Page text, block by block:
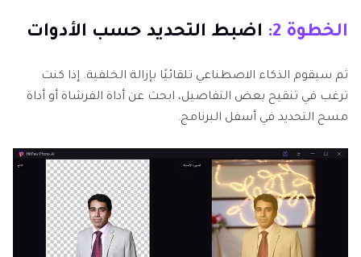
الخطوة 2: اضبط التحديد حسب الأدوات
ثم سيقوم الذكاء الاصطناعي تلقائيًا بإزالة الخلفية. إذا كنت
ترغب في تنقيح بعض التفاصيل، ابحث عن أداة الفرشاة أو أداة
مسح التحديد في أسفل البرنامج.